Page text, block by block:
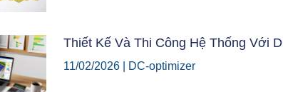
Thiết Kế Và Thi Công Hệ Thống Với
11/02/2026 DC-optimizer